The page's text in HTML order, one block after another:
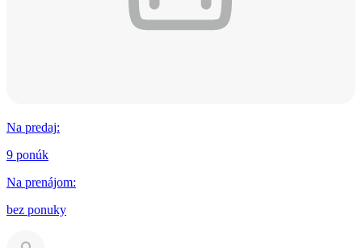
Na predaj:
9 ponúk
Na prenájom:
bez ponuky